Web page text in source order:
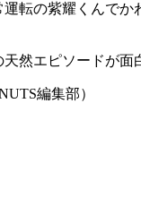
転の紫耀くんで
然エピソードが面
編集部）